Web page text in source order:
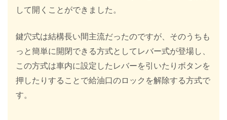
して開くことができました。
鍵穴式は結構長い間主流だったのですが、そのうちも
っと簡単に開閉できる方式としてレバー式が登場し、
この方式は車内に設定したレバーを引いたりボタンを
押したりすることで給油口のロックを解除する方式で
す。